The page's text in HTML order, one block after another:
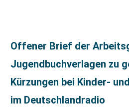
Offener Brief der
Jugendbuchverlagen zu
Kürzungen bei Kinder-
im Deutschlandradio